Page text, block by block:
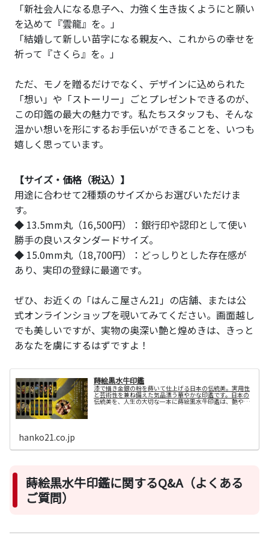
「新社会人になる息子へ、力強く生き抜くようにと願い
を込めて『雲龍』を。」
「結婚して新しい苗字になる親友へ、これからの幸せを
祈って『さくら』を。」
ただ、モノを贈るだけでなく、デザインに込められた
「想い」や「ストーリー」ごとプレゼントできるのが、
この印鑑の最大の魅力です。私たちスタッフも、そんな
温かい想いを形にするお手伝いができることを、いつも
嬉しく思っています。
【サイズ・価格（税込）】
用途に合わせて2種類のサイズからお選びいただけま
す。
◆ 13.5mm丸（16,500円）：銀行印や認印として使い
勝手の良いスタンダードサイズ。
◆ 15.0mm丸（18,700円）：どっしりとした存在感が
あり、実印の登録に最適です。
ぜひ、お近くの「はんこ屋さん21」の店舗、または公
式オンラインショップを覗いてみてください。画面越し
でも美しいですが、実物の奥深い艶と煌めきは、きっと
あなたを虜にするはずですよ！
蒔絵黒水牛印鑑
漆で描き金銀の粉を蒔いて仕上げる日本の伝統美。実用性
と芸術性を兼ね備えた気品漂う華やかな印鑑です。日本の
伝統美を、人生の大切な一本に蒔絵黒水牛印鑑は、艶やか
hanko21.co.jp
蒔絵黒水牛印鑑に関するQ&A（よくある
ご質問）